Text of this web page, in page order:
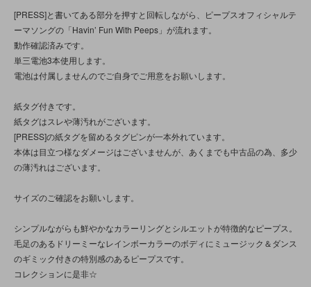
[PRESS]と書いてある部分を押すと回転しながら、ピープスオフィシャルテ
ーマソングの「Havin’ Fun With Peeps」が流れます。
動作確認済みです。
単三電池3本使用します。
電池は付属しませんのでご自身でご用意をお願いします。
紙タグ付きです。
紙タグはスレや薄汚れがございます。
[PRESS]の紙タグを留めるタグピンが一本外れています。
本体は目立つ様なダメージはございませんが、あくまでも中古品の為、多少
の薄汚れはございます。
サイズのご確認をお願いします。
シンプルながらも鮮やかなカラーリングとシルエットが特徴的なピープス。
毛足のあるドリーミーなレインボーカラーのボディにミュージック＆ダンス
のギミック付きの特別感のあるピープスです。
コレクションに是非☆